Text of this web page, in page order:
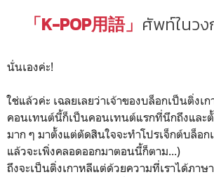
「K-POP用語」 ศัพท์ในวง
นั่นเองค่ะ!
ใช่แล้วค่ะ เฉลยเลยว่าเจ้าของบล็อกเป็นติ่งเ
คอนเทนต์นี้ก็เป็นคอนเทนต์แรกที่นึกถึงและตั้
มาก ๆ มาตั้งแต่ตัดสินใจจะทำโปรเจ็กต์บล็อก
แล้วจะเพิ่งคลอดออกมาตอนนี้ก็ตาม...)
ถึงจะเป็นติ่งเกาหลีแต่ด้วยความที่เราได้ภาษ